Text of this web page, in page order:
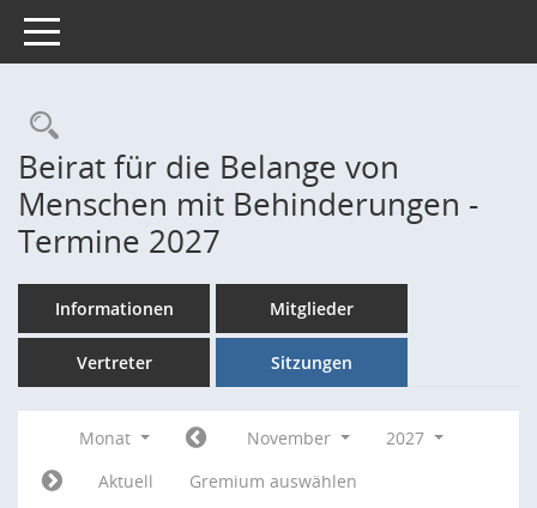
Toggle navigation
Rechercheauswahl
Beirat für die Belange von
Menschen mit Behinderungen -
Termine 2027
Informationen Mitglieder
Vertreter Sitzungen
Monat November
2027
Aktuell
Gremium auswählen